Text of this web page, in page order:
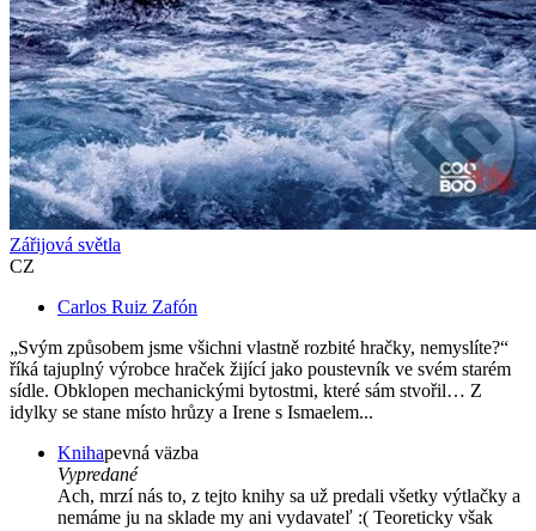
Zářijová světla
CZ
Carlos Ruiz Zafón
„Svým způsobem jsme všichni vlastně rozbité hračky, nemyslíte?“
říká tajuplný výrobce hraček žijící jako poustevník ve svém starém
sídle. Obklopen mechanickými bytostmi, které sám stvořil… Z
idylky se stane místo hrůzy a Irene s Ismaelem...
Knihapevná väzba
Vypredané
Ach, mrzí nás to, z tejto knihy sa už predali všetky výtlačky a
nemáme ju na sklade my ani vydavateľ :( Teoreticky však